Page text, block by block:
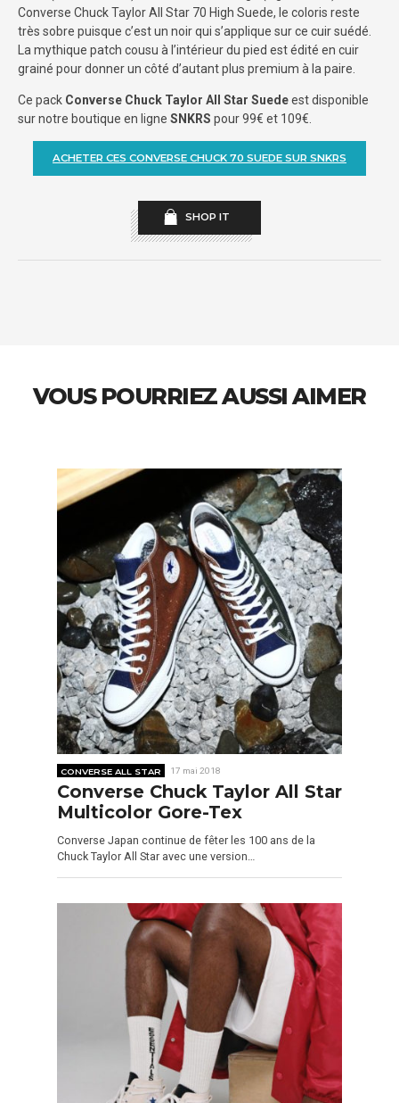
Converse Chuck Taylor All Star 70 High Suede, le coloris reste
très sobre puisque c’est un noir qui s’applique sur ce cuir suédé.
La mythique patch cousu à l’intérieur du pied est édité en cuir
grainé pour donner un côté d’autant plus premium à la paire.
Ce pack Converse Chuck Taylor All Star Suedeest disponible
sur notre boutique en ligne SNKRS pour 99€ et 109€.
ACHETER CES CONVERSE CHUCK 70 SUEDE SUR SNKRS
SHOP IT
VOUS POURRIEZ AUSSI AIMER
CONVERSE ALL STAR 17 mai 2018
Converse Chuck Taylor All Star
Multicolor Gore-Tex
Converse Japan continue de fêter les 100 ans de la
Chuck Taylor All Star avec une version…